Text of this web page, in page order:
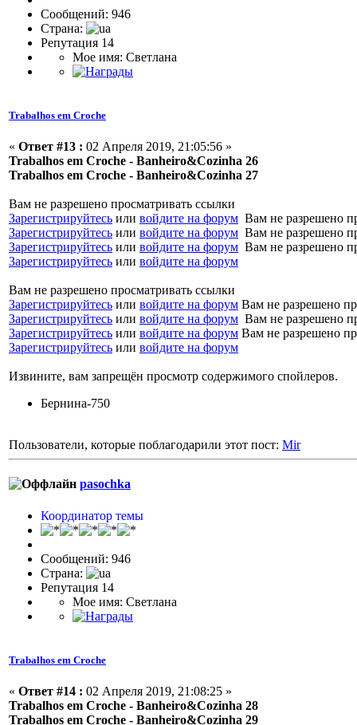
Сообщений: 946
Страна:
Репутация 14
Мое имя: Светлана
Trabalhos em Croche
« Ответ #13 : 02 Апреля 2019, 21:05:56 »
Trabalhos em Croche - Banheiro&Cozinha 26
Trabalhos em Croche - Banheiro&Cozinha 27
Вам не разрешено просматривать ссылки
Зарегистрируйтесь или войдите на форум Вам не разрешено
Зарегистрируйтесь или войдите на форум Вам не разрешено
Зарегистрируйтесь или войдите на форум Вам не разрешено
Зарегистрируйтесь или войдите на форум
Вам не разрешено просматривать ссылки
Зарегистрируйтесь или войдите на форум Вам не разрешено
Зарегистрируйтесь или войдите на форум Вам не разрешено
Зарегистрируйтесь или войдите на форум Вам не разрешено
Зарегистрируйтесь или войдите на форум
Извините, вам запрещён просмотр содержимого спойлеров.
Бернина-750
Пользователи, которые поблагодарили этот пост: Mir
pasochka
Координатор темы
Сообщений: 946
Страна:
Репутация 14
Мое имя: Светлана
Trabalhos em Croche
« Ответ #14 : 02 Апреля 2019, 21:08:25 »
Trabalhos em Croche - Banheiro&Cozinha 28
Trabalhos em Croche - Banheiro&Cozinha 29